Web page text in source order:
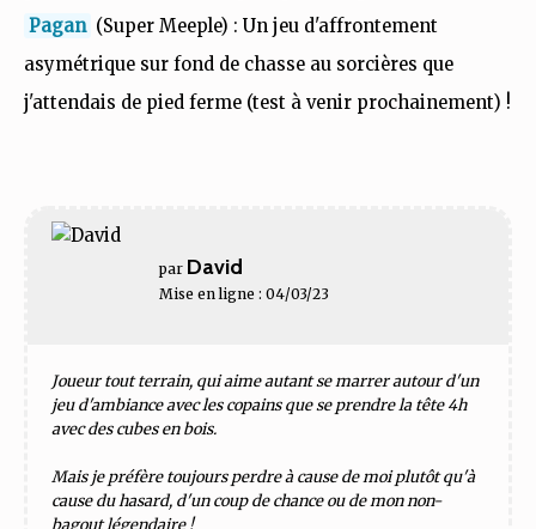
Pagan (Super Meeple) : Un jeu d'affrontement
asymétrique sur fond de chasse au sorcières que
j'attendais de pied ferme (test à venir prochainement) !
par David
Mise en ligne : 04/03/23
Joueur tout terrain, qui aime autant se marrer autour d'un
jeu d'ambiance avec les copains que se prendre la tête 4h
avec des cubes en bois.
Mais je préfère toujours perdre à cause de moi plutôt qu'à
cause du hasard, d'un coup de chance ou de mon non-
bagout légendaire !